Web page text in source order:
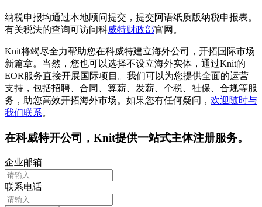
纳税申报均通过本地顾问提交，提交阿语纸质版纳税申报表。
有关税法的查询可访问科威特财政部官网。
Knit将竭尽全力帮助您在科威特建立海外公司，开拓国际市场
新篇章。当然，您也可以选择不设立海外实体，通过Knit的
EOR服务直接开展国际项目。我们可以为您提供全面的运营
支持，包括招聘、合同、算薪、发薪、个税、社保、合规等服
务，助您高效开拓海外市场。如果您有任何疑问， 欢迎随时与
我们联系。
在科威特开公司，Knit提供一站式主体注册服务。
企业邮箱
联系电话